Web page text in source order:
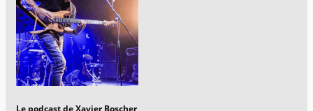
Le podcast de Xavier Boscher